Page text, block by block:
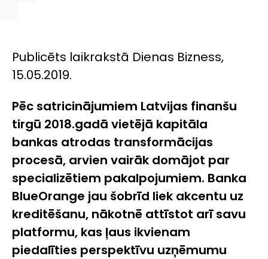
Publicēts laikrakstā Dienas Bizness,
15.05.2019.
Pēc satricinājumiem Latvijas finanšu
tirgū 2018.gadā vietējā kapitāla
bankas atrodas transformācijas
procesā, arvien vairāk domājot par
specializētiem pakalpojumiem. Banka
BlueOrange jau šobrīd liek akcentu uz
kreditēšanu, nākotnē attīstot arī savu
platformu, kas ļaus ikvienam
piedalīties perspektīvu uzņēmumu